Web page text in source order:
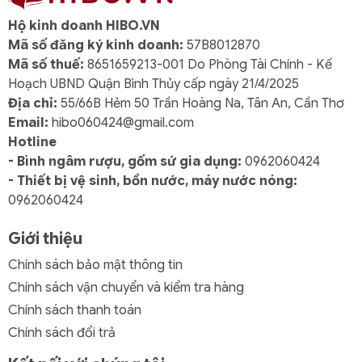
Kết luận
Bình Nước NhựaDuy Tân 500ml No.374
lý tưởng cho nhu cầu uống nước cá nhân hằng ngày.
Với dung tích vừa phải, thiết kế nhỏ gọn, chất liệu an
toàn và màu sắc đa dạng, sản phẩm này mang lại sự
tiện nghi, bền bỉ và phong cách cho người sử dụng.
Hộ kinh doanh HIBO.VN
Mã số đăng ký kinh doanh: 57B8012870
Mã số thuế: 8651659213-001 Do Phòng Tài Chính - Kế
Hoạch UBND Quận Bình Thủy cấp ngày 21/4/2025
Địa chỉ: 55/66B Hẻm 50 Trần Hoàng Na, Tân An, Cần Thơ
Email: hibo060424@gmail.com
Hotline
- Bình ngâm rượu, gốm sứ gia dụng: 0962060424
- Thiết bị vệ sinh, bồn nước, máy nước nóng:
0962060424
Giới thiệu
Chính sách bảo mật thông tin
Chính sách vận chuyển và kiểm tra hàng
Chính sách thanh toán
Chính sách đổi trả